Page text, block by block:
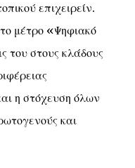
επιχειρείν.
μέτρο «Ψηφιακό
του στους κλάδους
η στόχευση όλων
και